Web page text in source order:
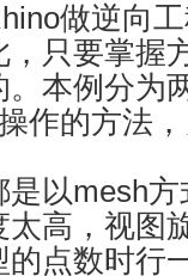
做逆向
只要掌握
本例分为
作的方法
以mesh
高，视图
点数时行